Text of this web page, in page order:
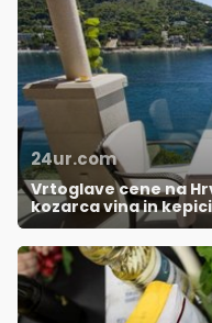
24ur.com
Vrtoglave cene na
kozarca vina in